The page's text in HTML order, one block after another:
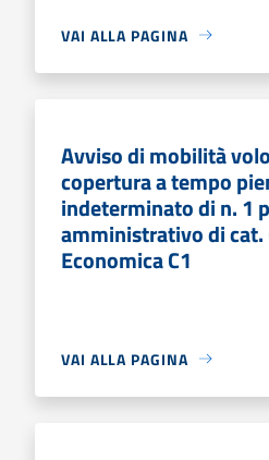
VAI ALLA PAGINA
Avviso di mobilità
copertura a tempo
indeterminato di n. 1
amministrativo di cat.
Economica C1
VAI ALLA PAGINA